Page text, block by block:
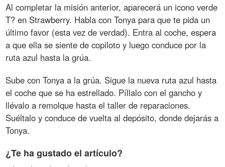
Al completar la misión anterior, aparecerá un icono verde
T? en Strawberry. Habla con Tonya para que te pida un
último favor (esta vez de verdad). Entra al coche, espera
a que ella se siente de copiloto y luego conduce por la
ruta azul hasta la grúa.
Sube con Tonya a la grúa. Sigue la nueva ruta azul hasta
el coche que se ha estrellado. Píllalo con el gancho y
llévalo a remolque hasta el taller de reparaciones.
Suéltalo y conduce de vuelta al depósito, donde dejarás a
Tonya.
¿Te ha gustado el artículo?